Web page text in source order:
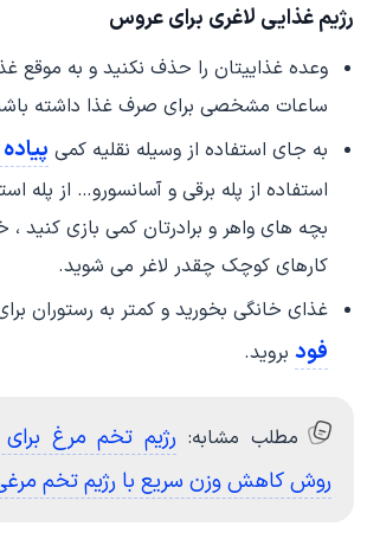
رژیم غذایی لاغری برای عروس
وعده غذاییتان را حذف نکنید و به موقع
ساعات مشخصی برای صرف غذا داشته
به جای استفاده از وسیله نقلیه کمی
استفاده از پله برقی و آسانسورو… از پله
بچه های واهر و برادرتان کمی بازی کنید ،
کارهای کوچک چقدر لاغر می شوید.
غذای خانگی بخورید و کمتر به رستوران
فود بروید.
مطلب مشابه: رژیم تخم مرغ
روش کاهش وزن سریع با رژیم تخم